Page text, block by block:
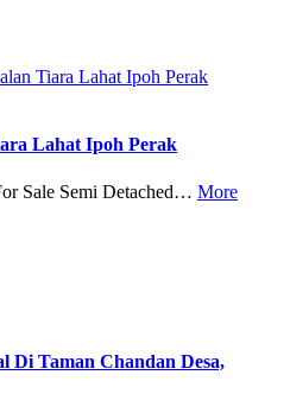
Lahat Ipoh Perak
Sale Semi Detached… More
Di Taman Chandan Desa,